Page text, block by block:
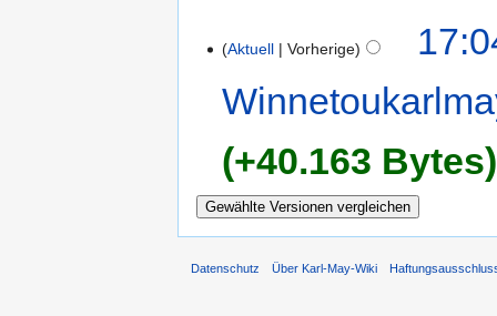
Aktuell Vorherige
+40.163 Bytes
Datenschutz Über Karl-May-Wiki